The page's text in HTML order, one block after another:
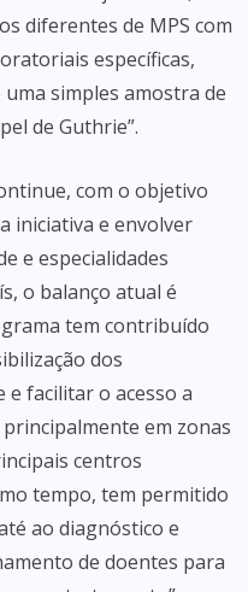
diferentes de MPS com
específicas,
simples amostra de
de Guthrie”.
com o objetivo
iniciativa e envolver
e especialidades
o balanço atual é
tem contribuído
dos
e facilitar o acesso a
em zonas
centros
tempo, tem permitido
ao diagnóstico e
de doentes para